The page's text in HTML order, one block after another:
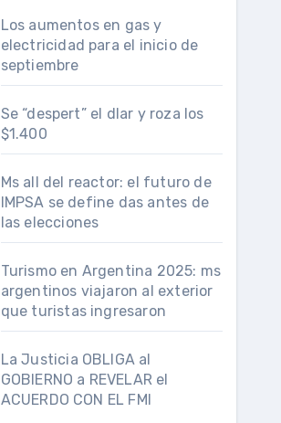
Los aumentos en gas y
electricidad para el inicio de
septiembre
Se “despert” el dlar y roza los
$1.400
Ms all del reactor: el futuro de
IMPSA se define das antes de
las elecciones
Turismo en Argentina 2025: ms
argentinos viajaron al exterior
que turistas ingresaron
La Justicia OBLIGA al
GOBIERNO a REVELAR el
ACUERDO CON EL FMI